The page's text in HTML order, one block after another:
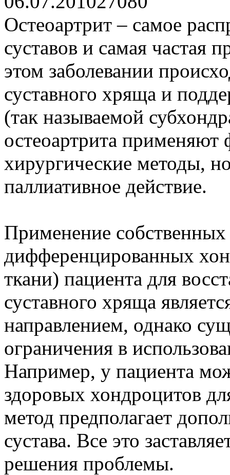
Остеоартрит – самое
суставов и самая частая
этом заболевании
суставного хряща и
(так называемой
остеоартрита применяют
хирургические методы,
паллиативное действие.
Применение
дифференцированных
ткани) пациента для
суставного хряща
направлением, однако
ограничения в
Например, у пациента
здоровых хондроцитов
метод предполагает
сустава. Все это
решения проблемы.